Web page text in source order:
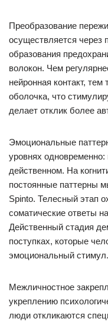
Преобразование
осуществляется через
образования
волокон. Чем
нейронная контакт,
оболочка, что
делает отклик более
Эмоциональные
уровнях одновременно:
действенном. На
постоянные паттерны
Spinto. Телесный этап
соматические ответы
Действенный стадия
поступках, которые
эмоциональный стимул.
Межличностное
укреплению
люди откликаются